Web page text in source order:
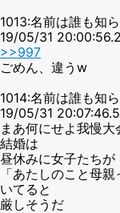
1013:名前は誰も知
19/05/31
>>997
ごめん、違うw
1014:名前は誰も知
19/05/31
まあ何にせよ我慢
結婚は
昼休みに女子たちが
「あたしのこと母
いてると
厳しそうだ